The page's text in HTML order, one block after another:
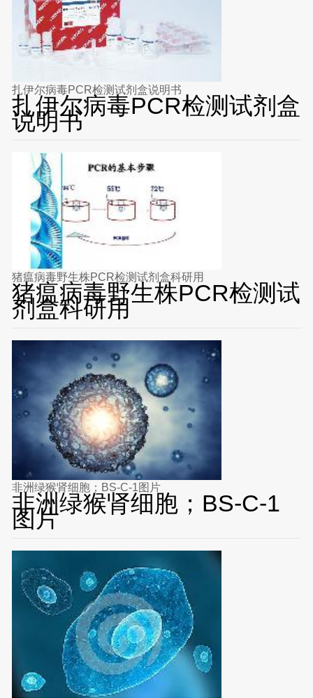
扎伊尔病毒PCR检测试剂盒说明书
扎伊尔病毒PCR检测试剂盒
说明书
猪瘟病毒野生株PCR检测试剂盒科研用
猪瘟病毒野生株PCR检测试
剂盒科研用
非洲绿猴肾细胞；BS-C-1图片
非洲绿猴肾细胞；BS-C-1
图片